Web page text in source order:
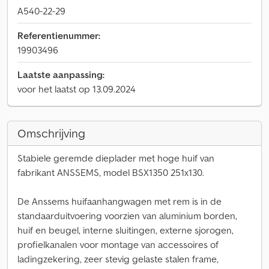
A540-22-29
Referentienummer:
19903496
Laatste aanpassing:
voor het laatst op 13.09.2024
Omschrijving
Stabiele geremde dieplader met hoge huif van
fabrikant ANSSEMS, model BSX1350 251x130.
De Anssems huifaanhangwagen met rem is in de
standaarduitvoering voorzien van aluminium borden,
huif en beugel, interne sluitingen, externe sjorogen,
profielkanalen voor montage van accessoires of
ladingzekering, zeer stevig gelaste stalen frame,